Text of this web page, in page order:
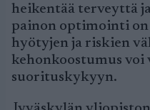
heikentää terveyttä
painon optimointi on
hyötyjen ja riskien
kehonkoostumus
suorituskykyyn.